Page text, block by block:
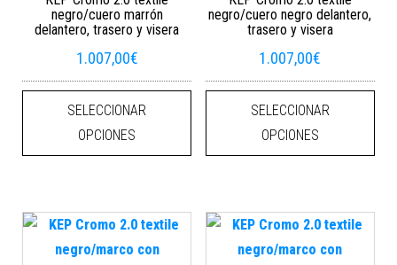
negro/cuero marrón
delantero, trasero y visera
1.007,00€
SELECCIONAR
OPCIONES
Este producto tiene múltiples
negro/cuero negro delantero,
trasero y visera
1.007,00€
SELECCIONAR
OPCIONES